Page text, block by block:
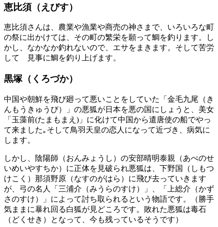
恵比須（えびす）
恵比須さんは、農業や漁業や商売の神さまで、いろいろな町
の祭に出かけては、その町の繁栄を願って鯛を釣ります。し
かし、なかなか釣れないので、エサをまきます。そして苦労
して 見事に鯛を釣り上げます。
黒塚（くろづか）
中国や朝鮮を飛び廻って悪いことをしていた「金毛九尾（き
んもうきゅうび）」の悪狐が日本を悪の国にしょうと、美女
「玉藻前(たまもまえ)」に化けて中国から遣唐使の船でやっ
て来ました｡そして鳥羽天皇の恋人になって近づき、病気に
します。
しかし、陰陽師（おんみょうし）の安部晴明泰親（あべのせ
いめいやすちか）に正体を見破られ悪狐は、下野国（しもつ
けこく）那須野原（なすのがはら）に飛び去っていきます
が、弓の名人「三浦介（みうらのすけ）」、「上総介（かず
さのすけ）」によって討ち取られるという物語です。（勝手
気ままに暴れ回る白狐が見どころです。敗れた悪狐は毒石
（どくせき）となって、今も残っているそうです）